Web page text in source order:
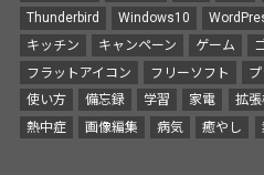
Thunderbird
Windows10
キッチン
キャンペーン ゲーム
フラットアイコン
フリーソフト
使い方
備忘録 学習 家電 拡張
熱中症
画像編集 病気 癒やし